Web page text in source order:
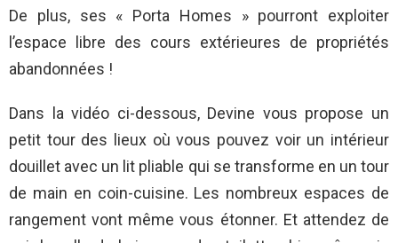
De plus, ses « Porta Homes » pourront exploiter
l’espace libre des cours extérieures de propriétés
abandonnées !
Dans la vidéo ci-dessous, Devine vous propose un
petit tour des lieux où vous pouvez voir un intérieur
douillet avec un lit pliable qui se transforme en un tour
de main en coin-cuisine. Les nombreux espaces de
rangement vont même vous étonner. Et attendez de